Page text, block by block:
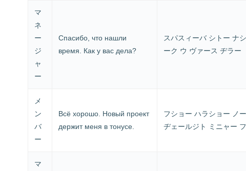
マ
ネ
ー
ジ
ャ
ー
Спасибо, что нашли
время. Как у вас дела?
スパスィーバ シトー ナ
ーク ウ ヴァース ヂラー
メ
ン
バ
ー
Всё хорошо. Новый проект
держит меня в тонусе.
フショー ハラショー ノ
ヂェールジト ミニャー
マ